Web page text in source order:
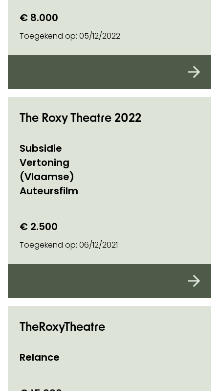
€ 8.000
Toegekend op: 05/12/2022
The Roxy Theatre 2022
Subsidie
Vertoning
(Vlaamse)
Auteursfilm
€ 2.500
Toegekend op: 06/12/2021
TheRoxyTheatre
Relance